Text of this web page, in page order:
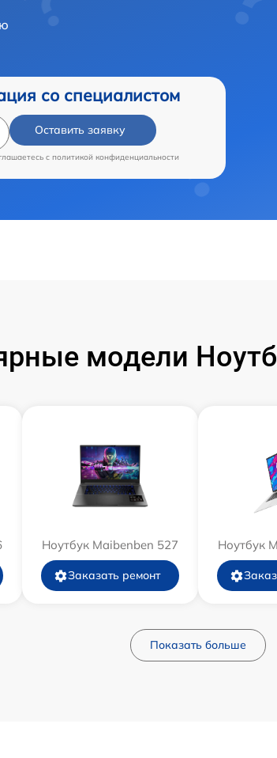
со специалистом
Оставить заявку
c политикой конфиденциальности
модели
Ноутбук Maibenben 527
Заказать ремонт
Ноутбук
Показать больше